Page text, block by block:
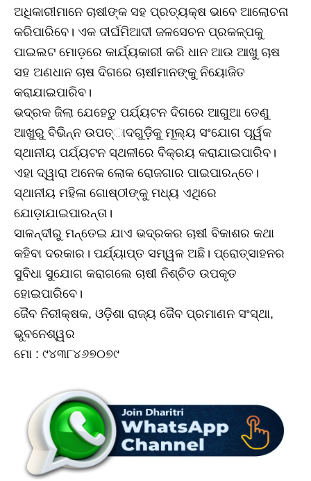
ଅଧିକାରୀମାନେ ଚାଷୀଙ୍କ ସହ ପ୍ରତ୍ୟକ୍ଷ ଭାବେ ଆଲୋଚନା
କରିପାରିବେ। ଏକ ଦୀର୍ଘମିଆଦୀ ଜଳସେଚନ ପ୍ରକଳ୍ପକୁ
ପାଇଲଟ ମୋଡ଼ରେ କାର୍ଯ୍ୟକାରୀ କରି ଧାନ ଆଉ ଆଖୁ ଚାଷ
ସହ ଅଣଧାନ ଚାଷ ଦିଗରେ ଚାଷୀମାନଙ୍କୁ ନିୟୋଜିତ
କରାଯାଇପାରିବ।
ଭଦ୍ରକ ଜିଲା ଯେହେତୁ ପର୍ଯ୍ୟଟନ ଦିଗରେ ଆଗୁଆ ତେଣୁ
ଆଖୁରୁ ବିଭିନ୍ନ ଉପତ୍ାଦଗୁଡ଼ିକୁ ମୂଲ୍ୟ ସଂଯୋଗ ପୂର୍ୱକ
ସ୍ଥାନୀୟ ପର୍ଯ୍ୟଟନ ସ୍ଥଳୀରେ ବିକ୍ରୟ କରାଯାଇପାରିବ।
ଏହା ଦ୍ୱାରା ଅନେକ ଲୋକ ରୋଜଗାର ପାଇପାରନ୍ତେ।
ସ୍ଥାନୀୟ ମହିଳା ଗୋଷ୍ଠୀଙ୍କୁ ମଧ୍ୟ ଏଥିରେ
ଯୋଡ଼ାଯାଇପାରନ୍ତା।
ସାଳନ୍ଦୀରୁ ମନ୍ତେଇ ଯାଏ ଭଦ୍ରକର ଚାଷୀ ବିକାଶର କଥା
କହିବା ଦରକାର। ପର୍ଯ୍ୟାପ୍ତ ସମ୍ୱଳ ଅଛି। ପ୍ରୋତ୍ସାହନର
ସୁବିଧା ସୁଯୋଗ କରାଗଲେ ଚାଷୀ ନିଶ୍ଚିତ ଉପକୃତ
ହୋଇପାରିବେ।
ଜୈବ ନିରୀକ୍ଷକ, ଓଡ଼ିଶା ରାଜ୍ୟ ଜୈବ ପ୍ରମାଣନ ସଂସ୍ଥା,
ଭୁବନେଶ୍ୱର
ମୋ : ୯୪୩୮୪୬୭୦୭୯